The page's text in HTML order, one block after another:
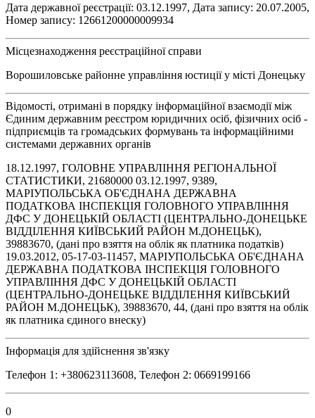
Дата державної реєстрації: 03.12.1997, Дата запису: 20.07.2005,
Номер запису: 12661200000009934
Місцезнаходження реєстраційної справи
Ворошиловське районне управління юстиції у місті Донецьку
Відомості, отримані в порядку інформаційної взаємодії між
Єдиним державним реєстром юридичних осіб, фізичних осіб -
підприємців та громадських формувань та інформаційними
системами державних органів
18.12.1997, ГОЛОВНЕ УПРАВЛІННЯ РЕГІОНАЛЬНОЇ
СТАТИСТИКИ, 21680000 03.12.1997, 9389,
МАРIУПОЛЬСЬКА ОБ'ЄДНАНА ДЕРЖАВНА
ПОДАТКОВА IНСПЕКЦIЯ ГОЛОВНОГО УПРАВЛIННЯ
ДФС У ДОНЕЦЬКIЙ ОБЛАСТI (ЦЕНТРАЛЬНО-ДОНЕЦЬКЕ
ВIДДIЛЕННЯ КИЇВСЬКИЙ РАЙОН М.ДОНЕЦЬК),
39883670, (дані про взяття на облік як платника податків)
19.03.2012, 05-17-03-11457, МАРIУПОЛЬСЬКА ОБ'ЄДНАНА
ДЕРЖАВНА ПОДАТКОВА IНСПЕКЦIЯ ГОЛОВНОГО
УПРАВЛIННЯ ДФС У ДОНЕЦЬКIЙ ОБЛАСТI
(ЦЕНТРАЛЬНО-ДОНЕЦЬКЕ ВIДДIЛЕННЯ КИЇВСЬКИЙ
РАЙОН М.ДОНЕЦЬК), 39883670, 44, (дані про взяття на облік
як платника єдиного внеску)
Інформація для здійснення зв'язку
Телефон 1: +380623113608, Телефон 2: 0669199166
0